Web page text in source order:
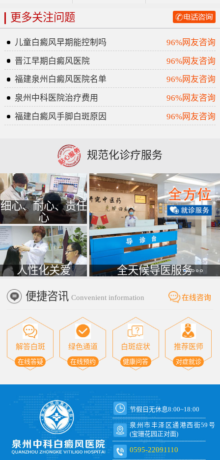
更多关注问题
儿童白癜风早期能控制吗
96%网友咨询
晋江早期白癜风医院
96%网友咨询
福建泉州白癜风医院名单
96%网友咨询
泉州中科医院治疗费用
96%网友咨询
福建白癜风手脚白斑原因
96%网友咨询
规范化诊疗服务
细心、耐心、责任
心
人性化关爱 全天候导医服务
便捷咨讯 Convenient information 在线咨询
解答白斑
在线答疑
绿色通道
在线预约
白斑症状
健康问答
推荐医师
对症就诊
节假日无休息8:00~18:00
泉州市丰泽区通港西街59号
(宝珊花园正对面)
0595-22091110